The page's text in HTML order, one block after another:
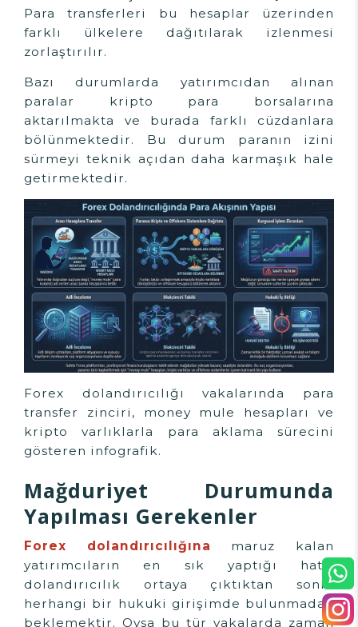
Para transferleri bu hesaplar üzerinden
farklı ülkelere dağıtılarak izlenmesi
zorlaştırılır.
Bazı durumlarda yatırımcıdan alınan
paralar kripto para borsalarına
aktarılmakta ve burada farklı cüzdanlara
bölünmektedir. Bu durum paranın izini
sürmeyi teknik açıdan daha karmaşık hale
getirmektedir.
Forex dolandırıcılığı vakalarında para
transfer zinciri, money mule hesapları ve
kripto varlıklarla para aklama sürecini
gösteren infografik.
Mağduriyet Durumunda
Yapılması Gerekenler
Forex dolandırıcılığına maruz kalan
yatırımcıların en sık yaptığı hata,
dolandırıcılık ortaya çıktıktan sonra
herhangi bir hukuki girişimde bulunmadan
beklemektir. Oysa bu tür vakalarda zaman